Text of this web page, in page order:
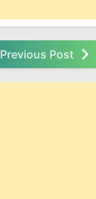
Previous Post